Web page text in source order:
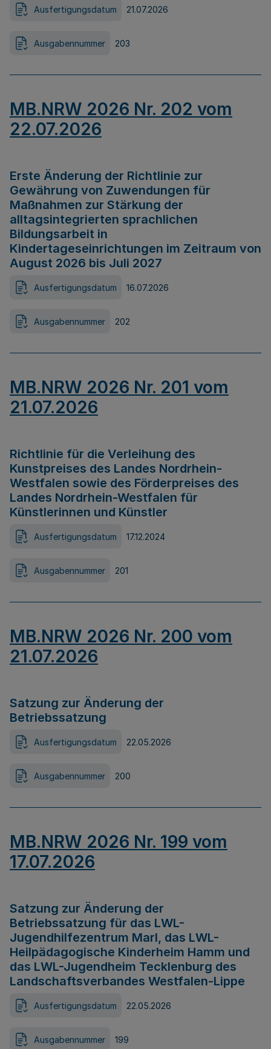
Ausfertigungsdatum 21.07.2026
Ausgabennummer 203
MB.NRW 2026 Nr. 202 vom
22.07.2026
Erste Änderung der Richtlinie zur
Gewährung von Zuwendungen für
Maßnahmen zur Stärkung der
alltagsintegrierten sprachlichen
Bildungsarbeit in
Kindertageseinrichtungen im Zeitraum von
August 2026 bis Juli 2027
Ausfertigungsdatum 16.07.2026
Ausgabennummer 202
MB.NRW 2026 Nr. 201 vom
21.07.2026
Richtlinie für die Verleihung des
Kunstpreises des Landes Nordrhein-
Westfalen sowie des Förderpreises des
Landes Nordrhein-Westfalen für
Künstlerinnen und Künstler
Ausfertigungsdatum 17.12.2024
Ausgabennummer 201
MB.NRW 2026 Nr. 200 vom
21.07.2026
Satzung zur Änderung der
Betriebssatzung
Ausfertigungsdatum 22.05.2026
Ausgabennummer 200
MB.NRW 2026 Nr. 199 vom
17.07.2026
Satzung zur Änderung der
Betriebssatzung für das LWL-
Jugendhilfezentrum Marl, das LWL-
Heilpädagogische Kinderheim Hamm und
das LWL-Jugendheim Tecklenburg des
Landschaftsverbandes Westfalen-Lippe
Ausfertigungsdatum 22.05.2026
Ausgabennummer 199